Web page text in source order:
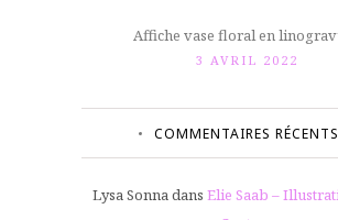
Affiche vase floral en
3 AVRIL 2022
COMMENTAIRES RÉCENTS
Lysa Sonnadans Elie Saab –